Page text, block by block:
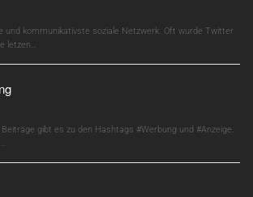
kommunikativste soziale Netzwerk. Oft wurde Twitter
letzen…
gibt es zu den Hashtags #Werbung und #Anzeige.